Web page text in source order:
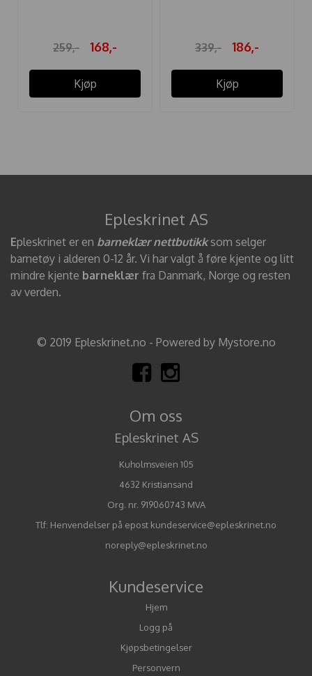
259,- 168,-
Kjøp
339,- 186,-
Kjøp
Epleskrinet AS
Epleskrinet er en barneklær nettbutikksom selger
barnetøy i alderen 0-12 år. Vi har valgt å føre kjente og litt
mindre kjente barneklær fra Danmark, Norge og resten
av verden.
© 2019 Epleskrinet.no - Powered by Mystore.no
Om oss
Epleskrinet AS
Kuholmsveien 105
4632 Kristiansand
Org. nr. 919060743 MVA
Tlf: Henvendelser på epost kundeservice@epleskrinet.no
noreply@epleskrinet.no
Kundeservice
Hjem
Logg på
Kjøpsbetingelser
Personvern